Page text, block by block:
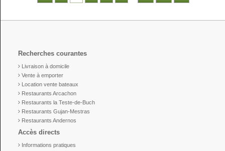
Recherches courantes
Livraison à domicile
Vente à emporter
Location vente bateaux
Restaurants Arcachon
Restaurants la Teste-de-Buch
Restaurants Gujan-Mestras
Restaurants Andernos
Accès directs
Informations pratiques